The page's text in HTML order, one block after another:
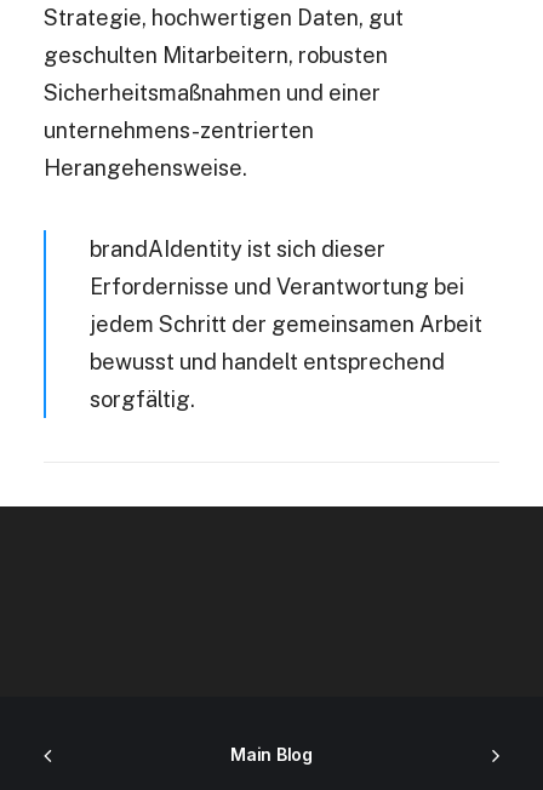
Strategie, hochwertigen Daten, gut
geschulten Mitarbeitern, robusten
Sicherheitsmaßnahmen und einer
unternehmens-zentrierten
Herangehensweise.
brandAIdentity ist sich dieser
Erfordernisse und Verantwortung bei
jedem Schritt der gemeinsamen Arbeit
bewusst und handelt entsprechend
sorgfältig.
Main Blog